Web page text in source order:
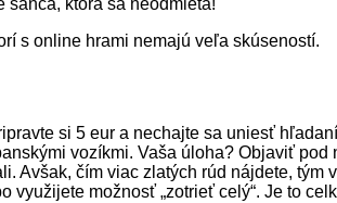
s online hrami nemajú veľa skúseností.
si 5 eur a nechajte sa uniesť
vozíkmi. Vaša úloha? Objaviť pod
Avšak, čím viac zlatých rúd nájdete,
možnosť „zotrieť celý“. Je to